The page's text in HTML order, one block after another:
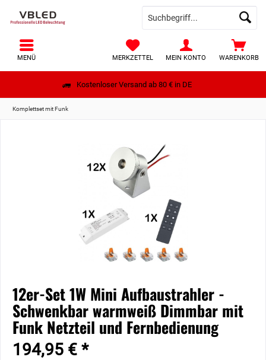
Kostenloser Versand ab 80 € in DE
WARENKORB
MERKZETTEL MEIN KONTO
MENÜ
Komplettset mit Funk
12er-Set 1W Mini Aufbaustrahler -
Schwenkbar warmweiß Dimmbar mit
Funk Netzteil und Fernbedienung
194,95 € *